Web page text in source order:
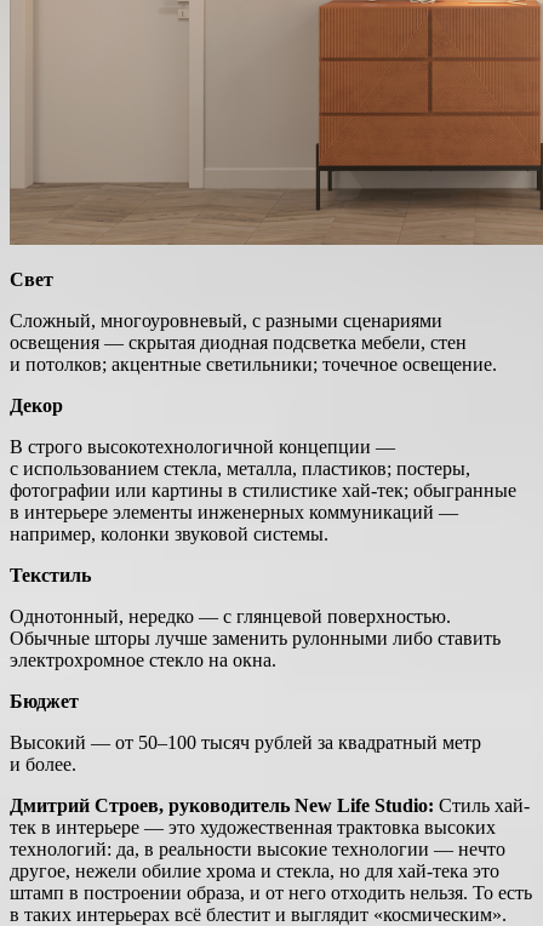
Свет
Сложный, многоуровневый, с разными сценариями
освещения — скрытая диодная подсветка мебели, стен
и потолков; акцентные светильники; точечное освещение.
Декор
В строго высокотехнологичной концепции —
с использованием стекла, металла, пластиков; постеры,
фотографии или картины в стилистике хай-тек; обыгранные
в интерьере элементы инженерных коммуникаций —
например, колонки звуковой системы.
Текстиль
Однотонный, нередко — с глянцевой поверхностью.
Обычные шторы лучше заменить рулонными либо ставить
электрохромное стекло на окна.
Бюджет
Высокий — от 50–100 тысяч рублей за квадратный метр
и более.
Дмитрий Строев, руководитель New Life Studio: Стиль хай-
тек в интерьере — это художественная трактовка высоких
технологий: да, в реальности высокие технологии — нечто
другое, нежели обилие хрома и стекла, но для хай-тека это
штамп в построении образа, и от него отходить нельзя. То есть
в таких интерьерах всё блестит и выглядит «космическим».